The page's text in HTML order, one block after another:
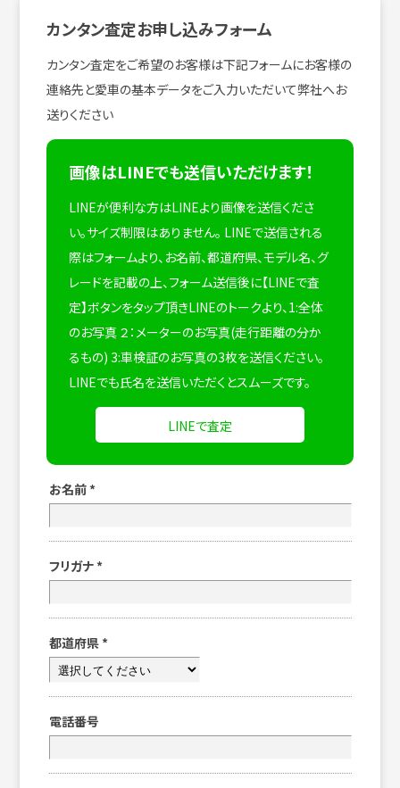
カンタン査定お申し込みフォーム
カンタン査定をご希望のお客様は下記フォームにお客様の
連絡先と愛車の基本データをご入力いただいて弊社へお
送りください
画像はLINEでも送信いただけます！
LINEが便利な方はLINEより画像を送信くださ
い。サイズ制限はありません。 LINEで送信される
際はフォームより、お名前、都道府県、モデル名、グ
レードを記載の上、フォーム送信後に【LINEで査
定】ボタンをタップ頂きLINEのトークより、1:全体
のお写真 ２：メーターのお写真(走行距離の分か
るもの) 3:車検証のお写真の3枚を送信ください。
LINEでも氏名を送信いただくとスムーズです。
LINEで査定
お名前 *
フリガナ *
都道府県 *
電話番号